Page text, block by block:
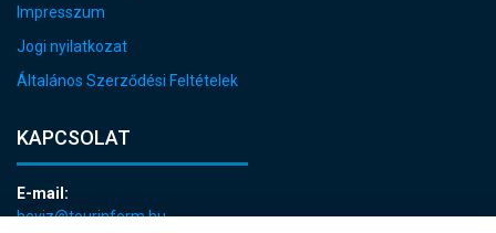
Impresszum
Jogi nyilatkozat
Általános Szerződési Feltételek
KAPCSOLAT
E-mail:
heviz@tourinform.hu